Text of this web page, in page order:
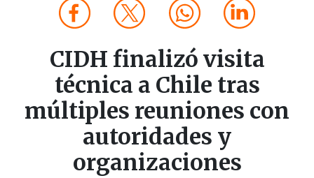
CIDH finalizó visita
técnica a Chile tras
múltiples reuniones con
autoridades y
organizaciones